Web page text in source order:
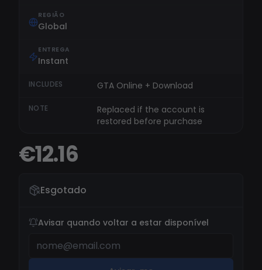
REGIÃO
Global
ENTREGA
Instant
INCLUDES GTA Online + Download
NOTE
Replaced if the account is
restored before purchase
€12.16
Esgotado
Avisar quando voltar a estar disponível